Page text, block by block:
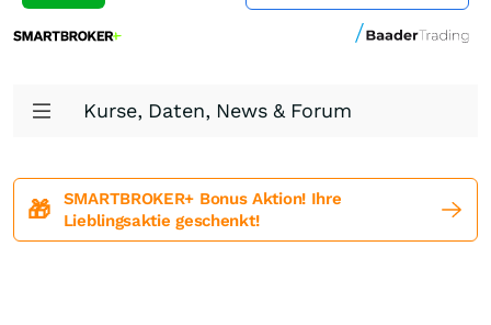
Kurse, Daten, News & Forum
🎁
SMARTBROKER+ Bonus Aktion! Ihre
Lieblingsaktie geschenkt!